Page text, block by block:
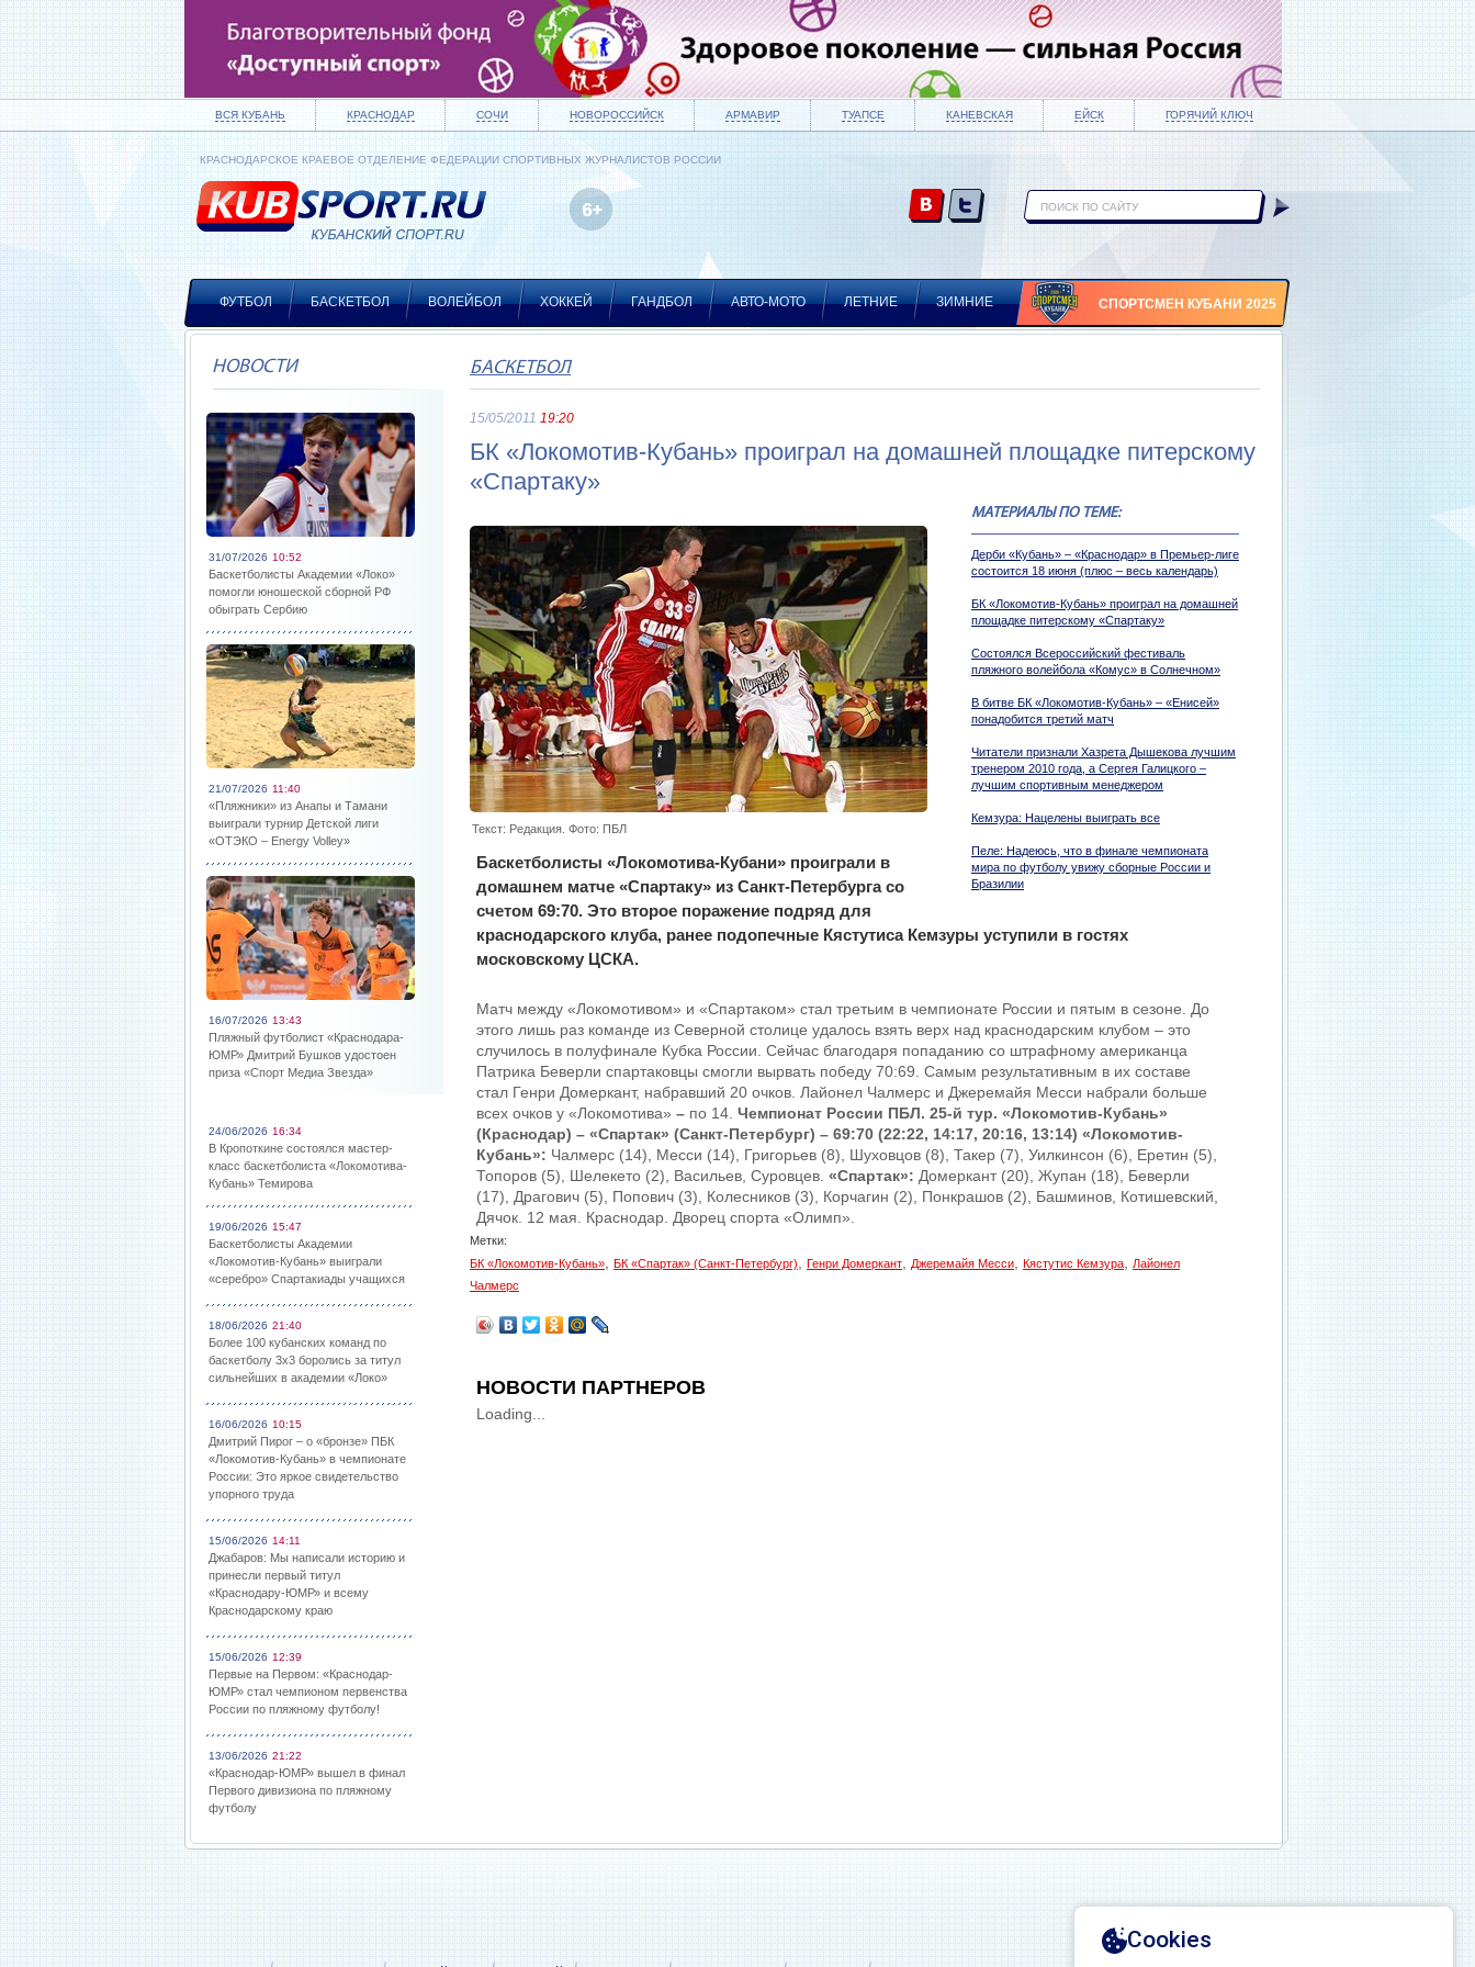
ВСЯ КУБАНЬ КРАСНОДАР СОЧИ НОВОРОССИЙСК АРМАВИР ТУАПСЕ КАНЕВСКАЯ ЕЙСК ГОРЯЧИЙ КЛЮЧ
КРАСНОДАРСКОЕ КРАЕВОЕ ОТДЕЛЕНИЕ ФЕДЕРАЦИИ СПОРТИВНЫХ ЖУРНАЛИСТОВ РОССИИ
ФУТБОЛ БАСКЕТБОЛ ВОЛЕЙБОЛ ХОККЕЙ ГАНДБОЛ АВТО-МОТО ЛЕТНИЕ ЗИМНИЕ СПОРТСМЕН КУБАНИ 2025
НОВОСТИ
31/07/2026 10:52
Баскетболисты Академии «Локо»
помогли юношеской сборной РФ
обыграть Сербию
21/07/2026 11:40
«Пляжники» из Анапы и Тамани
выиграли турнир Детской лиги
«ОТЭКО – Energy Volley»
16/07/2026 13:43
Пляжный футболист «Краснодара-
ЮМР» Дмитрий Бушков удостоен
приза «Спорт Медиа Звезда»
24/06/2026 16:34
В Кропоткине состоялся мастер-
класс баскетболиста «Локомотива-
Кубань» Темирова
19/06/2026 15:47
Баскетболисты Академии
«Локомотив-Кубань» выиграли
«серебро» Спартакиады учащихся
18/06/2026 21:40
Более 100 кубанских команд по
баскетболу 3х3 боролись за титул
сильнейших в академии «Локо»
16/06/2026 10:15
Дмитрий Пирог – о «бронзе» ПБК
«Локомотив-Кубань» в чемпионате
России: Это яркое свидетельство
упорного труда
15/06/2026 14:11
Джабаров: Мы написали историю и
принесли первый титул
«Краснодару-ЮМР» и всему
Краснодарскому краю
15/06/2026 12:39
Первые на Первом: «Краснодар-
ЮМР» стал чемпионом первенства
России по пляжному футболу!
13/06/2026 21:22
«Краснодар-ЮМР» вышел в финал
Первого дивизиона по пляжному
футболу
БАСКЕТБОЛ
15/05/2011 19:20
БК «Локомотив-Кубань» проиграл на домашней площадке питерскому
«Спартаку»
МАТЕРИАЛЫ ПО ТЕМЕ:
Дерби «Кубань» – «Краснодар» в Премьер-лиге
состоится 18 июня (плюс – весь календарь)
БК «Локомотив-Кубань» проиграл на домашней
площадке питерскому «Спартаку»
Состоялся Всероссийский фестиваль
пляжного волейбола «Комус» в Солнечном»
В битве БК «Локомотив-Кубань» – «Енисей»
понадобится третий матч
Читатели признали Хазрета Дышекова лучшим
тренером 2010 года, а Сергея Галицкого –
лучшим спортивным менеджером
Кемзура: Нацелены выиграть все
Пеле: Надеюсь, что в финале чемпионата
мира по футболу увижу сборные России и
Бразилии
Текст: Редакция. Фото: ПБЛ
Баскетболисты «Локомотива-Кубани» проиграли в
домашнем матче «Спартаку» из Санкт-Петербурга со
счетом 69:70. Это второе поражение подряд для
краснодарского клуба, ранее подопечные Кястутиса Кемзуры уступили в гостях
московскому ЦСКА.
Матч между «Локомотивом» и «Спартаком» стал третьим в чемпионате России и пятым в сезоне. До
этого лишь раз команде из Северной столице удалось взять верх над краснодарским клубом – это
случилось в полуфинале Кубка России. Сейчас благодаря попаданию со штрафному американца
Патрика Беверли спартаковцы смогли вырвать победу 70:69. Самым результативным в их составе
стал Генри Домеркант, набравший 20 очков. Лайонел Чалмерс и Джеремайя Месси набрали больше
всех очков у «Локомотива» – по 14. Чемпионат России ПБЛ. 25-й тур. «Локомотив-Кубань»
(Краснодар) – «Спартак» (Санкт-Петербург) – 69:70 (22:22, 14:17, 20:16, 13:14) «Локомотив-
Кубань»: Чалмерс (14), Месси (14), Григорьев (8), Шуховцов (8), Такер (7), Уилкинсон (6), Еретин (5),
Топоров (5), Шелекето (2), Васильев, Суровцев. «Спартак»: Домеркант (20), Жупан (18), Беверли
(17), Драгович (5), Попович (3), Колесников (3), Корчагин (2), Понкрашов (2), Башминов, Котишевский,
Дячок. 12 мая. Краснодар. Дворец спорта «Олимп».
Метки:
БК «Локомотив-Кубань»
БК «Спартак» (Санкт-Петербург) Генри Домеркант Джеремайя Месси Кястутис Кемзура
Лайонел
Чалмерс
НОВОСТИ ПАРТНЕРОВ
Loading...